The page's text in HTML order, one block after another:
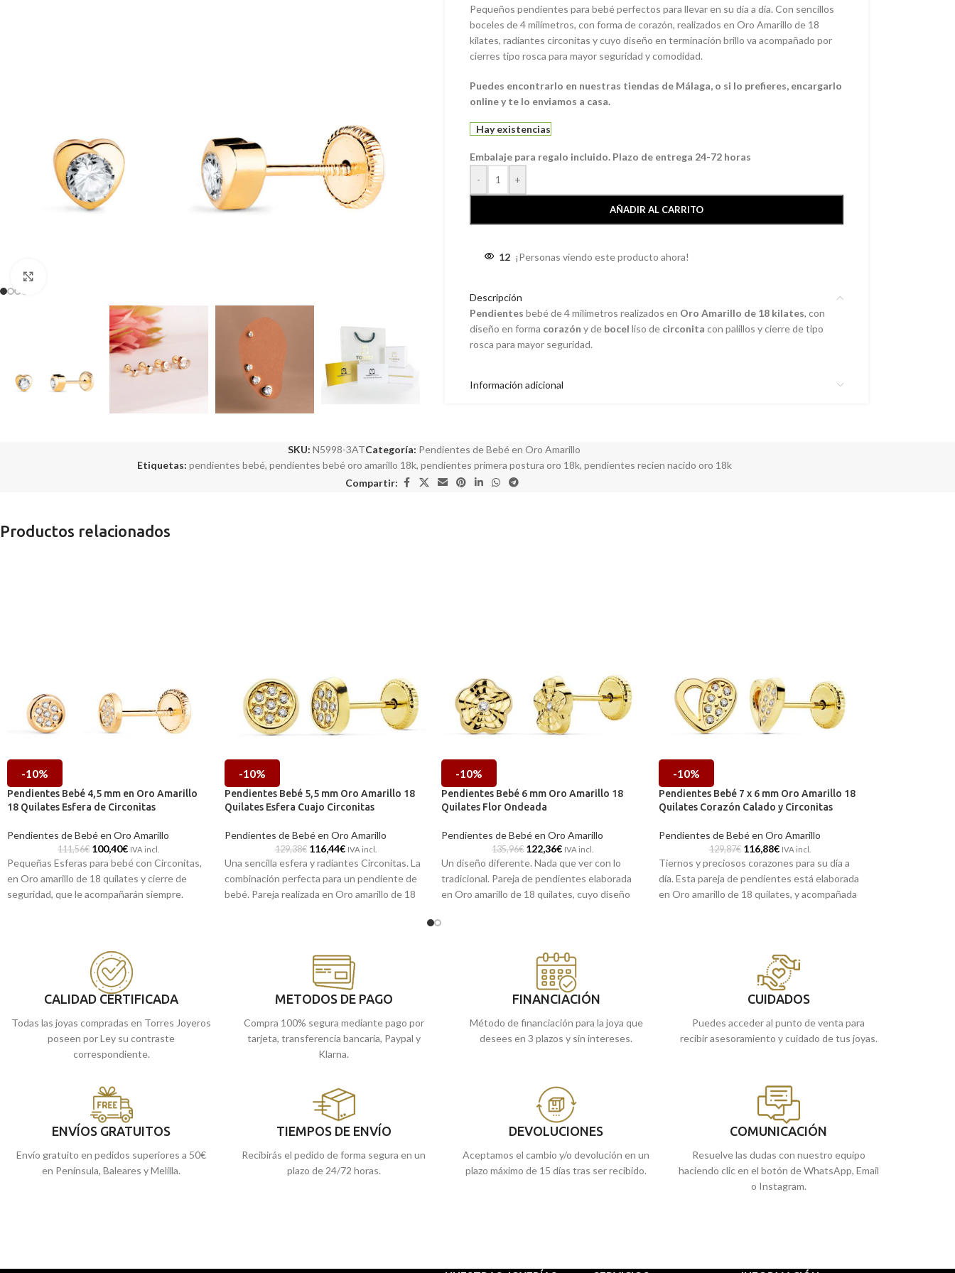
Pequeños pendientes para bebé perfectos para llevar en su día a día. Con sencillos
boceles de 4 milímetros, con forma de corazón, realizados en Oro Amarillo de 18
kilates, radiantes circonitas y cuyo diseño en terminación brillo va acompañado por
cierres tipo rosca para mayor seguridad y comodidad.
Puedes encontrarlo en nuestras tiendas de Málaga, o si lo prefieres, encargarlo
online y te lo enviamos a casa.
Hay existencias
Embalaje para regalo incluido. Plazo de entrega 24-72 horas
-
+
AÑADIR AL CARRITO
12 ¡Personas viendo este producto ahora!
Descripción
Pendientes bebé de 4 milímetros realizados en Oro Amarillo de 18 kilates, con
diseño en forma corazón y de bocel liso de circonita con palillos y cierre de tipo
rosca para mayor seguridad.
Información adicional
SKU: N5998-3ATCategoría: Pendientes de Bebé en Oro Amarillo
Etiquetas: pendientes bebé, pendientes bebé oro amarillo 18k, pendientes primera postura oro 18k, pendientes recien nacido oro 18k
Compartir:
Productos relacionados
-10%
Pendientes Bebé 4,5 mm en Oro Amarillo
18 Quilates Esfera de Circonitas
Pendientes de Bebé en Oro Amarillo
111,56€ 100,40€ IVA incl.
Pequeñas Esferas para bebé con Circonitas,
en Oro amarillo de 18 quilates y cierre de
seguridad, que le acompañarán siempre.
-10%
Pendientes Bebé 5,5 mm Oro Amarillo 18
Quilates Esfera Cuajo Circonitas
Pendientes de Bebé en Oro Amarillo
129,38€ 116,44€ IVA incl.
Una sencilla esfera y radiantes Circonitas. La
combinación perfecta para un pendiente de
bebé. Pareja realizada en Oro amarillo de 18
de Málaga y Melilla, o si lo prefieres,
puedes encargarla online y te la enviamos
-10%
Pendientes Bebé 6 mm Oro Amarillo 18
Quilates Flor Ondeada
Pendientes de Bebé en Oro Amarillo
135,96€ 122,36€ IVA incl.
Un diseño diferente. Nada que ver con lo
tradicional. Pareja de pendientes elaborada
en Oro amarillo de 18 quilates, cuyo diseño
-10%
Pendientes Bebé 7 x 6 mm Oro Amarillo 18
Quilates Corazón Calado y Circonitas
Pendientes de Bebé en Oro Amarillo
129,87€ 116,88€ IVA incl.
Tiernos y preciosos corazones para su día a
día. Esta pareja de pendientes está elaborada
en Oro amarillo de 18 quilates, y acompañada
CALIDAD CERTIFICADA
Todas las joyas compradas en Torres Joyeros
poseen por Ley su contraste
correspondiente.
METODOS DE PAGO
Compra 100% segura mediante pago por
tarjeta, transferencia bancaria, Paypal y
Klarna.
FINANCIACIÓN
Método de financiación para la joya que
desees en 3 plazos y sin intereses.
CUIDADOS
Puedes acceder al punto de venta para
recibir asesoramiento y cuidado de tus joyas.
ENVÍOS GRATUITOS
Envío gratuito en pedidos superiores a 50€
en Península, Baleares y Melilla.
TIEMPOS DE ENVÍO
Recibirás el pedido de forma segura en un
plazo de 24/72 horas.
DEVOLUCIONES
Aceptamos el cambio y/o devolución en un
plazo máximo de 15 días tras ser recibido.
COMUNICACIÓN
Resuelve las dudas con nuestro equipo
haciendo clic en el botón de WhatsApp, Email
o Instagram.